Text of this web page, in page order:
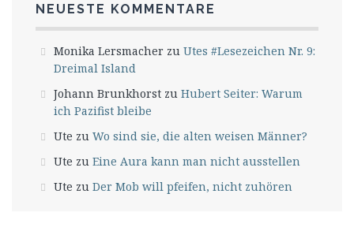
NEUESTE KOMMENTARE
Monika Lersmacher zu Utes #Lesezeichen Nr. 9:
Dreimal Island
Johann Brunkhorst zu Hubert Seiter: Warum
ich Pazifist bleibe
Ute zu Wo sind sie, die alten weisen Männer?
Ute zu Eine Aura kann man nicht ausstellen
Ute zu Der Mob will pfeifen, nicht zuhören